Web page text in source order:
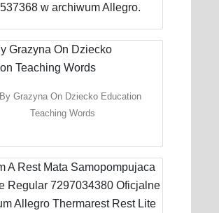
w archiwum Allegro.
Grazyna On Dziecko Education
Teaching Words